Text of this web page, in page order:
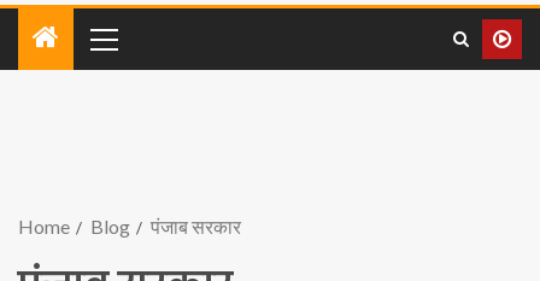
Home Blog पंजाब सरकार